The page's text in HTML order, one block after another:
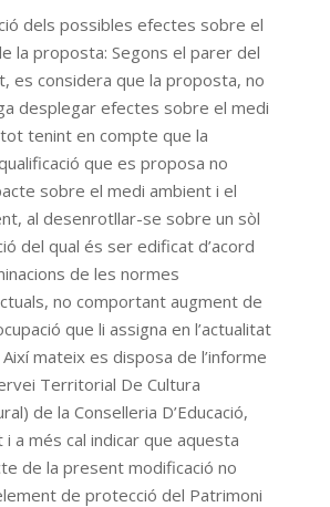
dels possibles efectes sobre el
la proposta: Segons el parer del
es considera que la proposta, no
desplegar efectes sobre el medi
tenint en compte que la
que es proposa no
sobre el medi ambient i el
al desenrotllar-se sobre un sòl
del qual és ser edificat d’acord
de les normes
no comportant augment de
que li assigna en l’actualitat
mateix es disposa de l’informe
Territorial De Cultura
de la Conselleria D’Educació,
a més cal indicar que aquesta
de la present modificació no
de protecció del Patrimoni